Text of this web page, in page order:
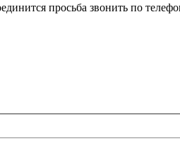
просьба звонить по